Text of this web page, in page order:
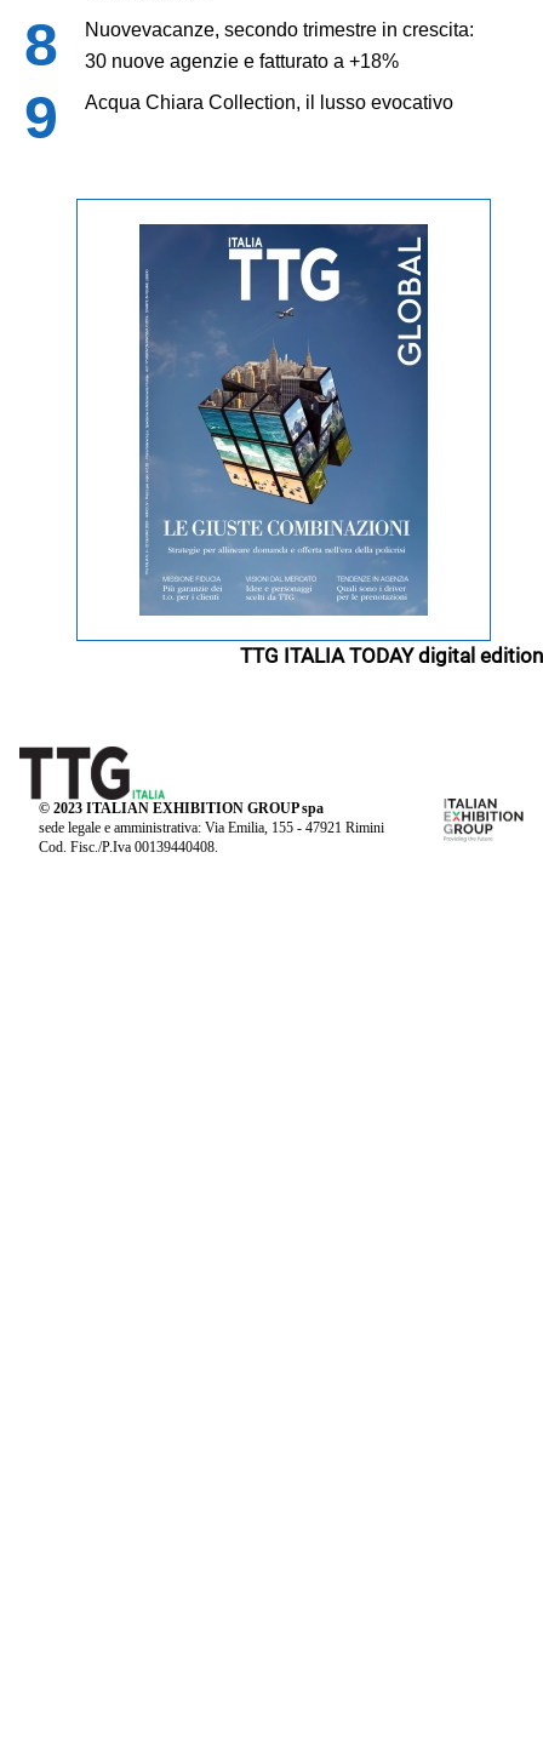
Nuovevacanze, secondo trimestre in crescita:
30 nuove agenzie e fatturato a +18%
Acqua Chiara Collection, il lusso evocativo
TTG ITALIA TODAY digital edition
© 2023 ITALIAN EXHIBITION GROUP spa
sede legale e amministrativa: Via Emilia, 155 - 47921 Rimini
Cod. Fisc./P.Iva 00139440408.